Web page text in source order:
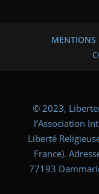
MENTIONS
© 2023,
l’Association
Liberté
France).
77193